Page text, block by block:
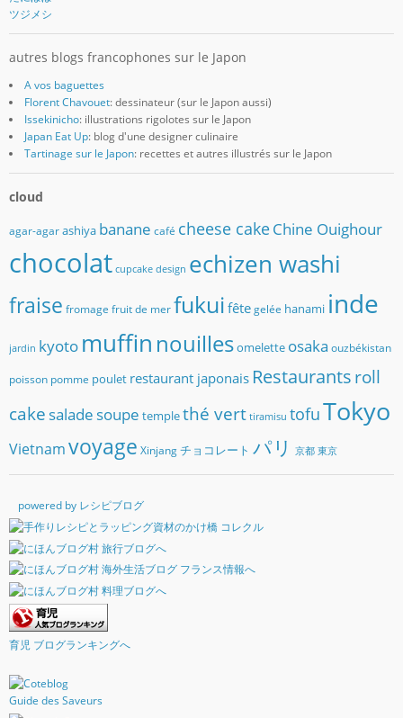
ツジメシ
autres blogs francophones sur le Japon
A vos baguettes
Florent Chavouet: dessinateur (sur le Japon aussi)
Issekinicho: illustrations rigolotes sur le Japon
Japan Eat Up: blog d'une designer culinaire
Tartinage sur le Japon: recettes et autres illustrés sur le Japon
cloud
agar-agar ashiya banane café cheese cakeChine Ouighour
chocolat cupcake design echizen washi
fraise fromage fruit de mer fukui fête gelée hanami inde
jardin kyoto muffin nouillesomelette osaka ouzbékistan
poisson pomme poulet restaurant japonais Restaurantsroll
cake salade soupe templethé vert tiramisu tofuTokyo
Vietnamvoyage Xinjang チョコレート パリ 京都 東京
powered by レシピブログ
育児 ブログランキングへ
Guide des Saveurs